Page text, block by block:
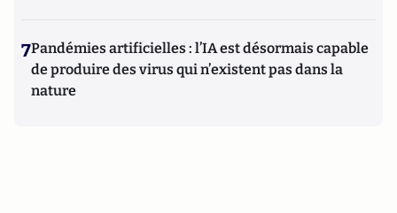
7Pandémies artificielles : l’IA est désormais capable
de produire des virus qui n’existent pas dans la
nature